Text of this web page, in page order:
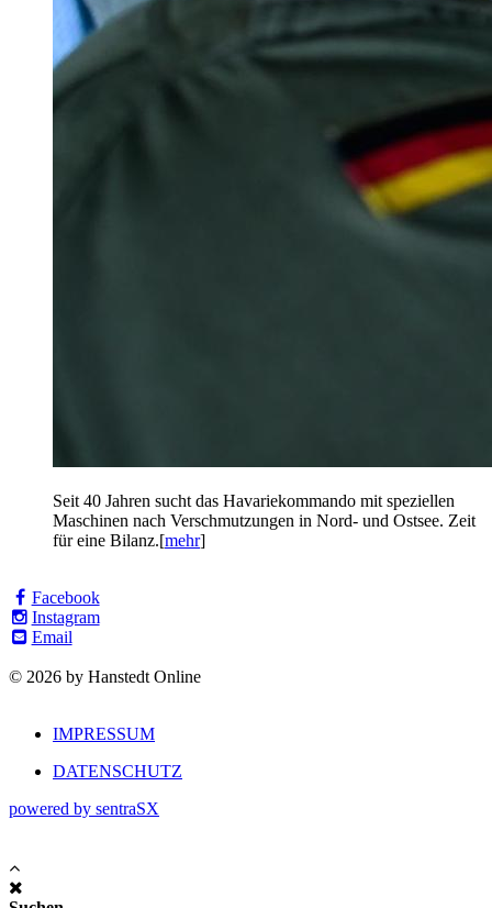
Seit 40 Jahren sucht das Havariekommando mit speziellen
Maschinen nach Verschmutzungen in Nord- und Ostsee. Zeit
für eine Bilanz.[mehr]
Facebook
Instagram
Email
© 2026 by Hanstedt Online
IMPRESSUM
DATENSCHUTZ
powered by sentraSX